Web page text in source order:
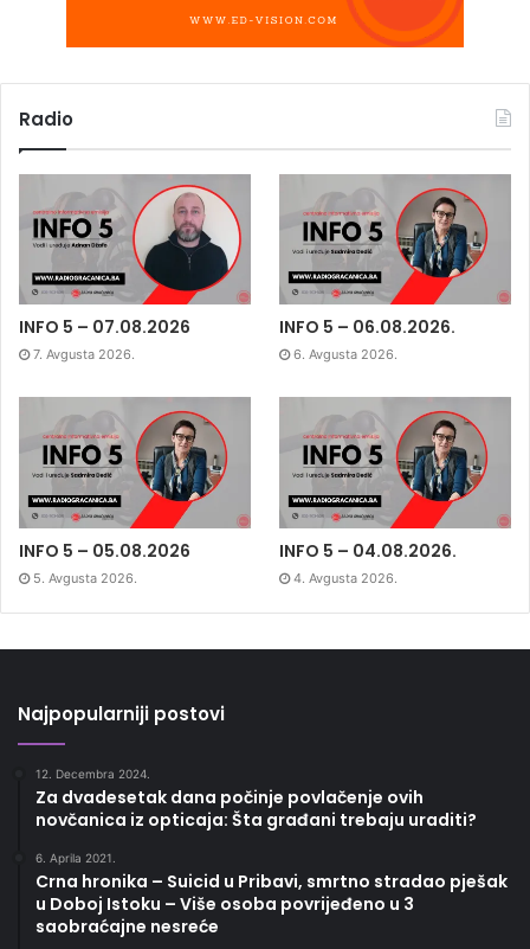
Radio
INFO 5 – 07.08.2026
7. Avgusta 2026.
INFO 5 – 06.08.2026.
6. Avgusta 2026.
INFO 5 – 05.08.2026
5. Avgusta 2026.
INFO 5 – 04.08.2026.
4. Avgusta 2026.
Najpopularniji postovi
12. Decembra 2024.
Za dvadesetak dana počinje povlačenje ovih
novčanica iz opticaja: Šta građani trebaju uraditi?
6. Aprila 2021.
Crna hronika – Suicid u Pribavi, smrtno stradao pješak
u Doboj Istoku – Više osoba povrijeđeno u 3
saobraćajne nesreće